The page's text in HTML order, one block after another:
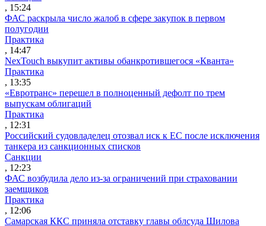
, 15:24
ФАС раскрыла число жалоб в сфере закупок в первом
полугодии
Практика
, 14:47
NexTouch выкупит активы обанкротившегося «Кванта»
Практика
, 13:35
«Евротранс» перешел в полноценный дефолт по трем
выпускам облигаций
Практика
, 12:31
Российский судовладелец отозвал иск к ЕС после исключения
танкера из санкционных списков
Санкции
, 12:23
ФАС возбудила дело из-за ограничений при страховании
заемщиков
Практика
, 12:06
Самарская ККС приняла отставку главы облсуда Шилова